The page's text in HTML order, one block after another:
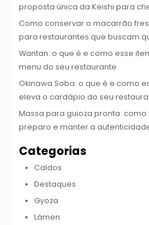
proposta única da Keishi para
Como conservar o macarrão
para restaurantes que buscam
Wantan: o que é e como esse
menu do seu restaurante
Okinawa Soba: o que é e como
eleva o cardápio do seu
Massa para guioza pronta:
preparo e manter a
Categorias
Caldos
Destaques
Gyoza
Lámen